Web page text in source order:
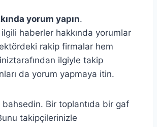
yorum yapın.
haberler hakkında yorumlar
rakip firmalar hem
ilgiyle takip
da yorum yapmaya itin.
bahsedin. Bir toplantıda bir gaf
takipçilerinizle